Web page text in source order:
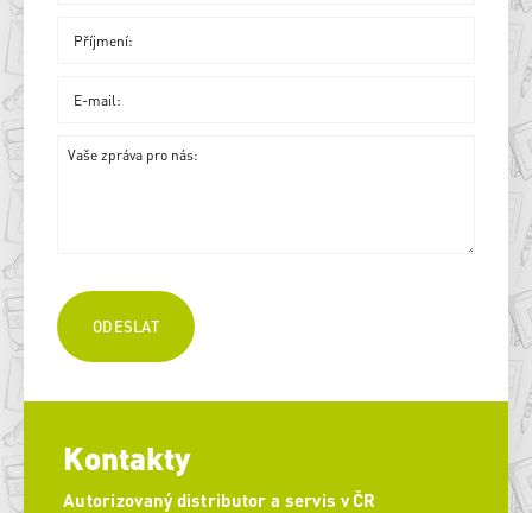
Kontakty
Autorizovaný distributor a servis v ČR